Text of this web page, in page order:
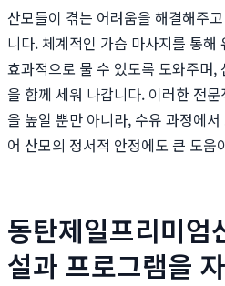
산모들이 겪는 어려움을 해결해주
니다. 체계적인 가슴 마사지를 통해
효과적으로 물 수 있도록 도와주며,
을 함께 세워 나갑니다. 이러한 전
을 높일 뿐만 아니라, 수유 과정에
어 산모의 정서적 안정에도 큰 도움
동탄제일프리미엄
설과 프로그램을